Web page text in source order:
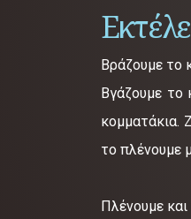
Βράζουμε το
Βγάζουμε το
κομματάκια.
το πλένουμε
Πλένουμε